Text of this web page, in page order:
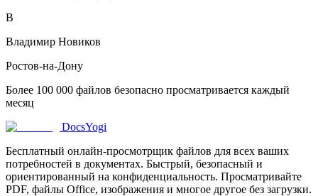
В
Владимир Новиков
Ростов-на-Дону
Более 100 000 файлов безопасно просматривается каждый
месяц
DocsYogi
Бесплатный онлайн-просмотрщик файлов для всех ваших
потребностей в документах. Быстрый, безопасный и
ориентированный на конфиденциальность. Просматривайте
PDF, файлы Office, изображения и многое другое без загрузки.